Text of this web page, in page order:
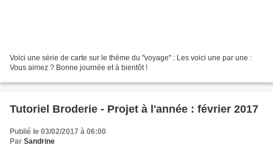
Voici une série de carte sur le théme du "voyage" : Les voici une par une :
Vous aimez ? Bonne journée et à bientôt !
Tutoriel Broderie - Projet à l'année : février 2017
Publié le 03/02/2017 à 06:00
Par Sandrine